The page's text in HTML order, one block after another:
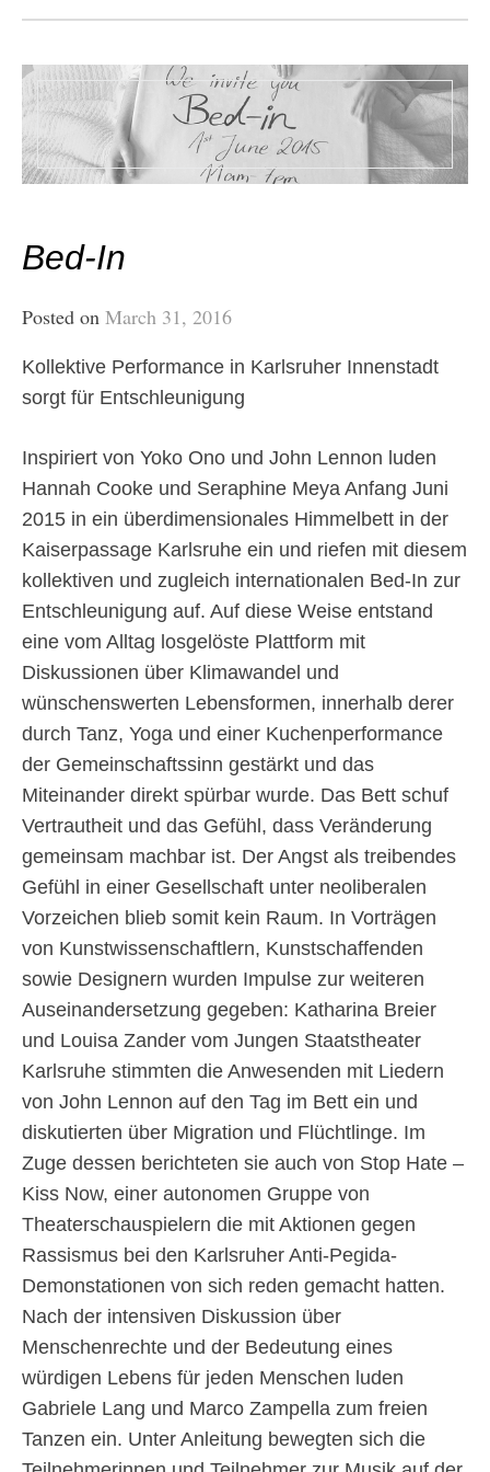
Bed-In
Posted on March 31, 2016
Kollektive Performance in Karlsruher Innenstadt
sorgt für Entschleunigung
Inspiriert von Yoko Ono und John Lennon luden
Hannah Cooke und Seraphine Meya Anfang Juni
2015 in ein überdimensionales Himmelbett in der
Kaiserpassage Karlsruhe ein und riefen mit diesem
kollektiven und zugleich internationalen Bed-In zur
Entschleunigung auf. Auf diese Weise entstand
eine vom Alltag losgelöste Plattform mit
Diskussionen über Klimawandel und
wünschenswerten Lebensformen, innerhalb derer
durch Tanz, Yoga und einer Kuchenperformance
der Gemeinschaftssinn gestärkt und das
Miteinander direkt spürbar wurde. Das Bett schuf
Vertrautheit und das Gefühl, dass Veränderung
gemeinsam machbar ist. Der Angst als treibendes
Gefühl in einer Gesellschaft unter neoliberalen
Vorzeichen blieb somit kein Raum. In Vorträgen
von Kunstwissenschaftlern, Kunstschaffenden
sowie Designern wurden Impulse zur weiteren
Auseinandersetzung gegeben: Katharina Breier
und Louisa Zander vom Jungen Staatstheater
Karlsruhe stimmten die Anwesenden mit Liedern
von John Lennon auf den Tag im Bett ein und
diskutierten über Migration und Flüchtlinge. Im
Zuge dessen berichteten sie auch von Stop Hate –
Kiss Now, einer autonomen Gruppe von
Theaterschauspielern die mit Aktionen gegen
Rassismus bei den Karlsruher Anti-Pegida-
Demonstationen von sich reden gemacht hatten.
Nach der intensiven Diskussion über
Menschenrechte und der Bedeutung eines
würdigen Lebens für jeden Menschen luden
Gabriele Lang und Marco Zampella zum freien
Tanzen ein. Unter Anleitung bewegten sich die